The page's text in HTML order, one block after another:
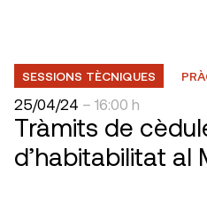
SESSIONS TÈCNIQUES
25/04/24 – 16:00 h
Tràmits de
d’habitabilitat al